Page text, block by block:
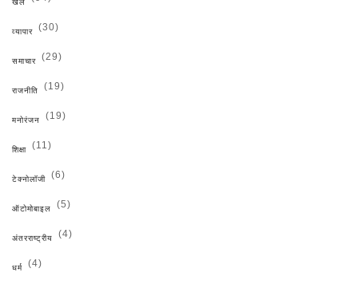
खेल
व्यापार (30)
समाचार (29)
राजनीति (19)
मनोरंजन (19)
शिक्षा (11)
टेक्नोलॉजी (6)
ऑटोमोबाइल (5)
अंतरराष्ट्रीय (4)
धर्म (4)